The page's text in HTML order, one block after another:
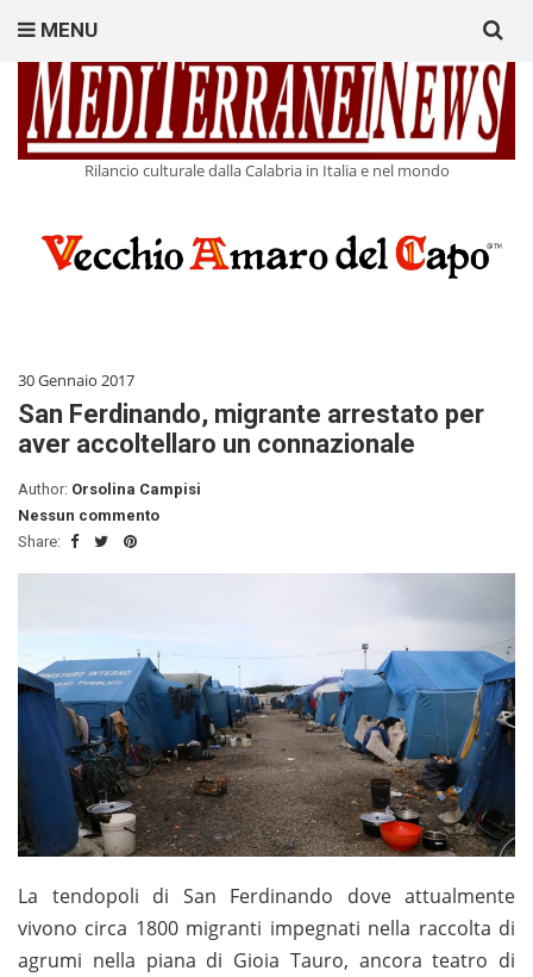
Rilancio culturale dalla Calabria in Italia e nel mondo
MENU
for:
30 Gennaio 2017
San Ferdinando, migrante arrestato per
aver accoltellaro un connazionale
Author: Orsolina Campisi
Nessun commento
Share:
La tendopoli di San Ferdinando dove attualmente
vivono circa 1800 migranti impegnati nella raccolta di
agrumi nella piana di Gioia Tauro, ancora teatro di